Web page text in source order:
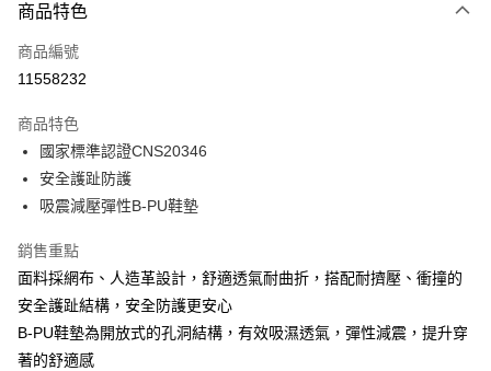
宅配
每筆NT$80，滿NT$990(含以上)免運費
付款後門市自取
每筆NT$80，滿NT$699(含以上)免運費
商品特色
商品編號
11558232
商品特色
國家標準認證CNS20346
安全護趾防護
吸震減壓彈性B-PU鞋墊
銷售重點
面料採網布、人造革設計，舒適透氣耐曲折，搭配耐擠壓、衝撞的
安全護趾結構，安全防護更安心
B-PU鞋墊為開放式的孔洞結構，有效吸濕透氣，彈性減震，提升穿
著的舒適感